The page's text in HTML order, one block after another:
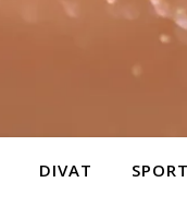
DIVAT SPORT